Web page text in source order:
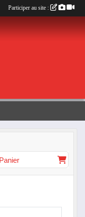
Panier
Participer au site :